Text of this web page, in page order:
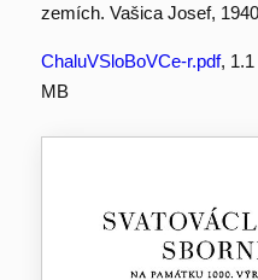
zemích. Vašica Josef,
ChaluVSloBoVCe-r.pdf, 1.1
MB